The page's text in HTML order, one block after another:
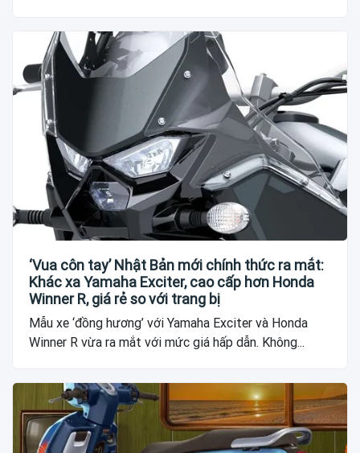
‘Vua côn tay’ Nhật Bản mới chính thức ra mắt:
Khác xa Yamaha Exciter, cao cấp hơn Honda
Winner R, giá rẻ so với trang bị
Mẫu xe ‘đồng hương’ với Yamaha Exciter và Honda
Winner R vừa ra mắt với mức giá hấp dẫn. Không...